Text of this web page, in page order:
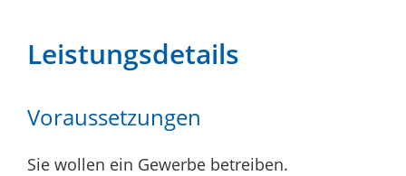
Leistungsdetails
Voraussetzungen
Sie wollen ein Gewerbe betreiben.